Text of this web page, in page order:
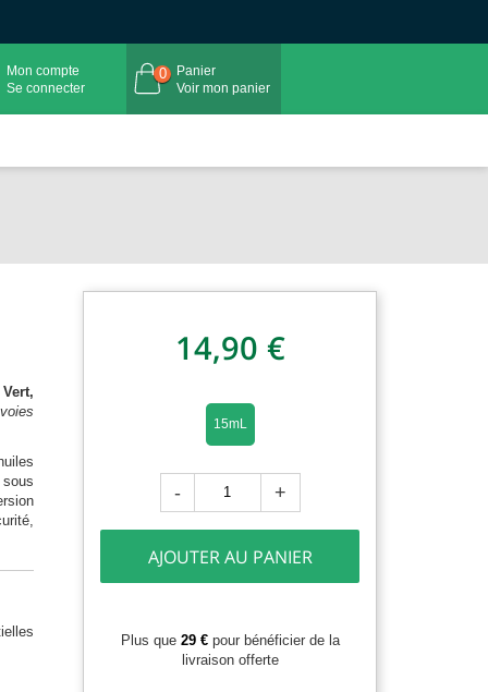
Mon compte
Se connecter
0
Panier
Voir mon panier
14,90 €
15mL
- +
AJOUTER AU PANIER
Plus que 29 €pour bénéficier de la
livraison offerte